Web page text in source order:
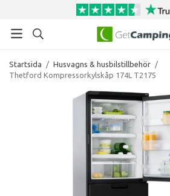
Startsida / Husvagns & husbilstillbehör /
Thetford Kompressorkylskåp 174L T2175